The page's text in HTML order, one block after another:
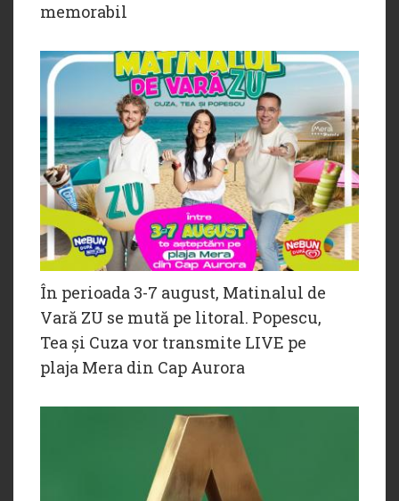
memorabil
În perioada 3-7 august, Matinalul de
Vară ZU se mută pe litoral. Popescu,
Tea și Cuza vor transmite LIVE pe
plaja Mera din Cap Aurora